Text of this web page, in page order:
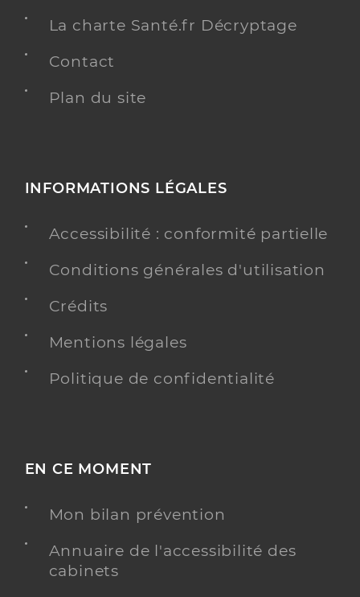
La charte Santé.fr Décryptage
Contact
Plan du site
INFORMATIONS LÉGALES
Accessibilité : conformité partielle
Conditions générales d'utilisation
Crédits
Mentions légales
Politique de confidentialité
EN CE MOMENT
Mon bilan prévention
Annuaire de l'accessibilité des
cabinets